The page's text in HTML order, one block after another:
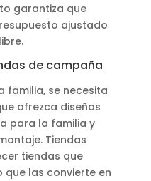
garantiza que
ajustado
de campaña
familia, se necesita
ofrezca diseños
para la familia y
Tiendas
tiendas que
que las convierte en